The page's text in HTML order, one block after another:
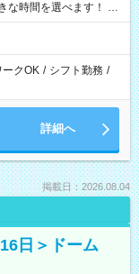
ークOK / シフト勤務 /
詳細へ
掲載日：2026.08.04
日＞ドーム